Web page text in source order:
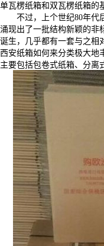
单瓦楞纸箱和双瓦楞纸箱的
不过，上个世纪80年代
涌现出了一批结构新颖的非
诞生，几乎都有一套与之相
西安纸箱如何来分类极大地
主要包括包卷式纸箱、分离